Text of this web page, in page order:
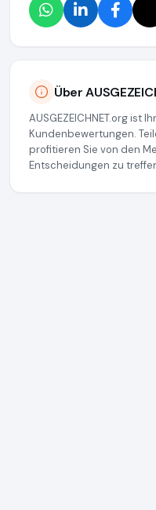
Über
AUSGEZEICHNET.org ist
Kundenbewertungen.
profitieren Sie von den
Entscheidungen zu